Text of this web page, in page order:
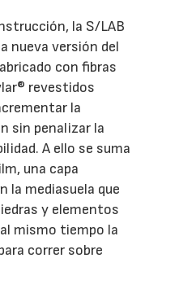
la S/LAB
nueva versión del
con fibras
revestidos
la
sin penalizar la
A ello se suma
una capa
la mediasuela que
y elementos
mismo tiempo la
correr sobre